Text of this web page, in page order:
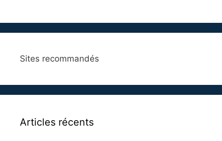
Sites recommandés
Articles récents